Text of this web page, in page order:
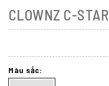
CLOWNZ C-
Màu sắc: